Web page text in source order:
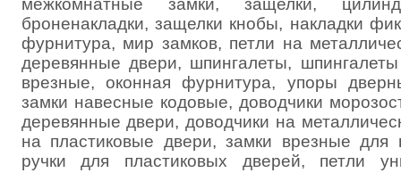
межкомнатные замки, защелки,
броненакладки, защелки кнобы, накладки
фурнитура, мир замков, петли на
деревянные двери, шпингалеты,
врезные, оконная фурнитура, упоры
замки навесные кодовые, доводчики
деревянные двери, доводчики на
на пластиковые двери, замки врезные для
ручки для пластиковых дверей, петли